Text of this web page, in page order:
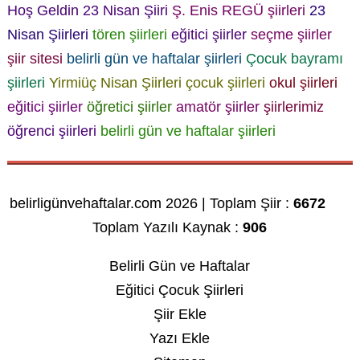
Hoş Geldin 23 Nisan Şiiri Ş. Enis REGÜ şiirleri 23
Nisan Şiirleri tören şiirleri eğitici şiirler seçme şiirler
şiir sitesi belirli gün ve haftalar şiirleri Çocuk bayramı
şiirleri Yirmiüç Nisan Şiirleri çocuk şiirleri okul şiirleri
eğitici şiirler öğretici şiirler amatör şiirler şiirlerimiz
öğrenci şiirleri belirli gün ve haftalar şiirleri
belirligünvehaftalar.com 2026 | Toplam Şiir :6672
Toplam Yazılı Kaynak :906
Belirli Gün ve Haftalar
Eğitici Çocuk Şiirleri
Şiir Ekle
Yazı Ekle